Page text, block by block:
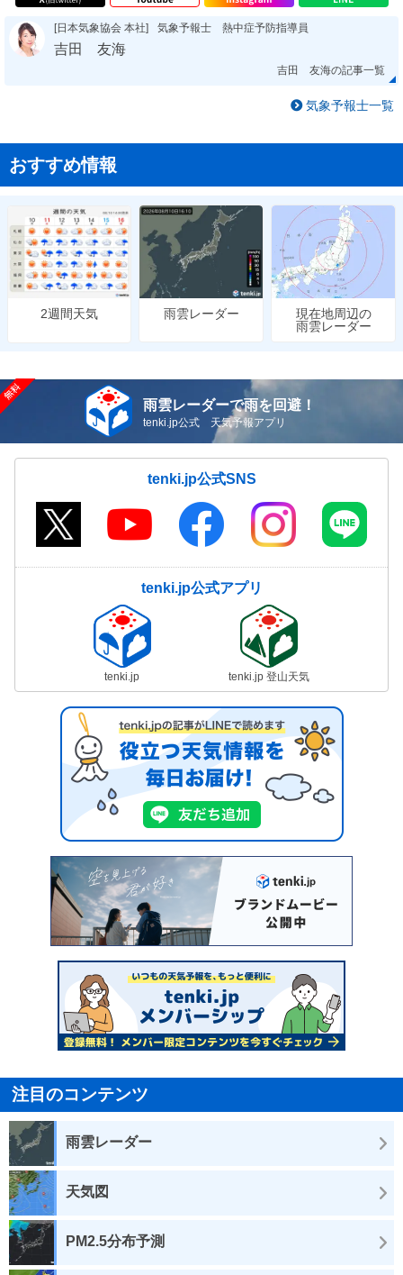
[日本気象協会 本社] 気象予報士 熱中症予防指導員
吉田 友海
吉田 友海の記事一覧
気象予報士一覧
おすすめ情報
2週間天気 雨雲レーダー
現在地周辺の
雨雲レーダー
雨雲レーダーで雨を回避！
tenki.jp公式 天気予報アプリ
tenki.jp公式SNS
tenki.jp公式アプリ
tenki.jp tenki.jp 登山天気
注目のコンテンツ
雨雲レーダー
天気図
PM2.5分布予測